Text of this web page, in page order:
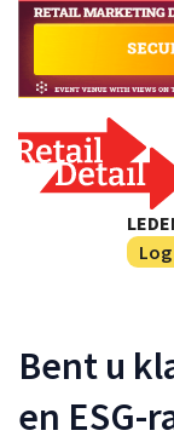
Bent u
en ESG-